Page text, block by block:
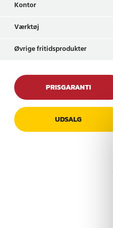
Kontor
Værktøj
Øvrige fritidsprodukter
PRISGARANTI
UDSALG